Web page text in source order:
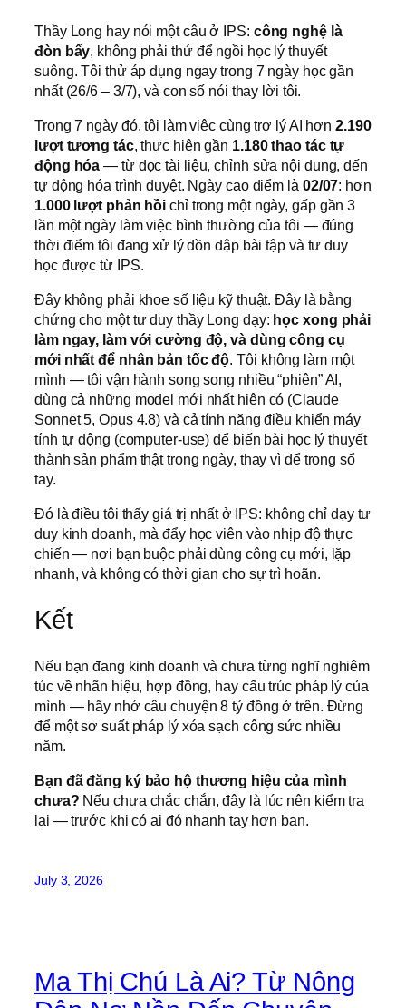
Thầy Long hay nói một câu ở IPS: công nghệ là
đòn bẩy , không phải thứ để ngồi học lý thuyết
suông. Tôi thử áp dụng ngay trong 7 ngày học gần
nhất (26/6 – 3/7), và con số nói thay lời tôi.
Trong 7 ngày đó, tôi làm việc cùng trợ lý AI hơn2.190
lượt tương tác, thực hiện gần 1.180 thao tác tự
động hóa — từ đọc tài liệu, chỉnh sửa nội dung, đến
tự động hóa trình duyệt. Ngày cao điểm là 02/07: hơn
1.000 lượt phản hồi chỉ trong một ngày, gấp gần 3
lần một ngày làm việc bình thường của tôi — đúng
thời điểm tôi đang xử lý dồn dập bài tập và tư duy
học được từ IPS.
Đây không phải khoe số liệu kỹ thuật. Đây là bằng
chứng cho một tư duy thầy Long dạy: học xong phải
làm ngay, làm với cường độ, và dùng công cụ
mới nhất để nhân bản tốc độ. Tôi không làm một
mình — tôi vận hành song song nhiều “phiên” AI,
dùng cả những model mới nhất hiện có (Claude
Sonnet 5, Opus 4.8) và cả tính năng điều khiển máy
tính tự động (computer-use) để biến bài học lý thuyết
thành sản phẩm thật trong ngày, thay vì để trong sổ
tay.
Đó là điều tôi thấy giá trị nhất ở IPS: không chỉ dạy tư
duy kinh doanh, mà đẩy học viên vào nhịp độ thực
chiến — nơi bạn buộc phải dùng công cụ mới, lặp
nhanh, và không có thời gian cho sự trì hoãn.
Kết
Nếu bạn đang kinh doanh và chưa từng nghĩ nghiêm
túc về nhãn hiệu, hợp đồng, hay cấu trúc pháp lý của
mình — hãy nhớ câu chuyện 8 tỷ đồng ở trên. Đừng
để một sơ suất pháp lý xóa sạch công sức nhiều
năm.
Bạn đã đăng ký bảo hộ thương hiệu của mình
chưa? Nếu chưa chắc chắn, đây là lúc nên kiểm tra
lại — trước khi có ai đó nhanh tay hơn bạn.
July 3, 2026
Ma Thị Chú Là Ai? Từ Nông